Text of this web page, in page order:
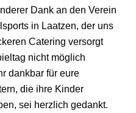
Dank an den Verein
in Laatzen, der uns
Catering versorgt
nicht möglich
dankbar für eure
die ihre Kinder
sei herzlich gedankt.